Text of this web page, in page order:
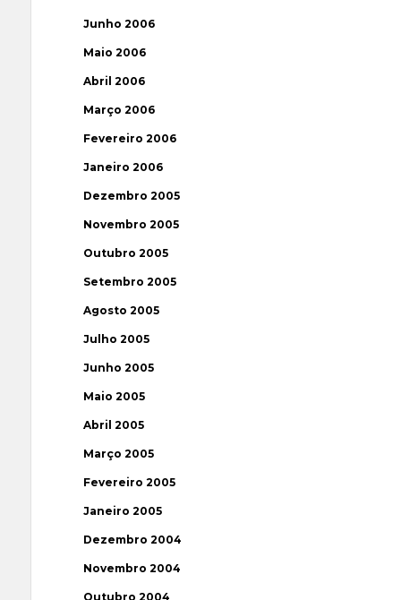
Junho 2006
Maio 2006
Abril 2006
Março 2006
Fevereiro 2006
Janeiro 2006
Dezembro 2005
Novembro 2005
Outubro 2005
Setembro 2005
Agosto 2005
Julho 2005
Junho 2005
Maio 2005
Abril 2005
Março 2005
Fevereiro 2005
Janeiro 2005
Dezembro 2004
Novembro 2004
Outubro 2004